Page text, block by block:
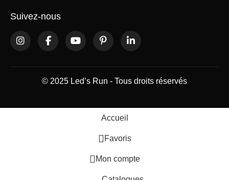
Suivez-nous
© 2025 Led’s Run - Tous droits réservés
Accueil
Favoris
Mon compte